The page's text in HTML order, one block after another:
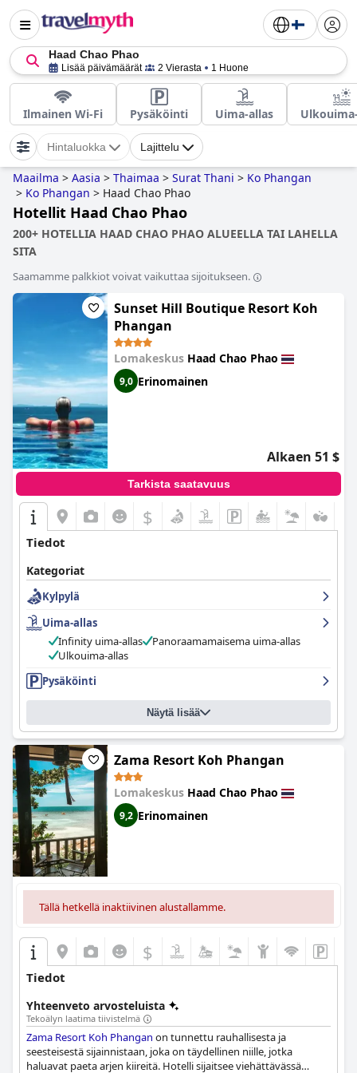
Haad Chao Phao
Lisää päivämäärät 2 Vierasta 1 Huone
Ilmainen Wi-Fi Pysäköinti Uima-allas
Hintaluokka Lajittelu
Maailma > Aasia > Thaimaa > Surat Thani > Ko Phangan
> Ko Phangan > Haad Chao Phao
Hotellit Haad Chao Phao
200+ HOTELLIA HAAD CHAO PHAO ALUEELLA TAI LAHELLA
SITA
Saamamme palkkiot voivat vaikuttaa sijoitukseen.
Sunset Hill Boutique Resort Koh
Phangan
Lomakeskus Haad Chao Phao
9,0 Erinomainen
Alkaen 51 $
Tarkista saatavuus
$
Tiedot
Kategoriat
Kylpylä
Uima-allas
Infinity uima-allas
Panoraamamaisema uima-allas
Ulkouima-allas
Pysäköinti
Näytä lisää
Zama Resort Koh Phangan
Lomakeskus Haad Chao Phao
9,2 Erinomainen
Tällä hetkellä inaktiivinen alustallamme.
$
Tiedot
Yhteenveto arvosteluista
Tekoälyn laatima tiivistelmä
Zama Resort Koh Phangan on tunnettu rauhallisesta ja
seesteisestä sijainnistaan, joka on täydellinen niille, jotka
haluavat paeta arjen kiireitä. Hotelli sijaitsee viehättävässä